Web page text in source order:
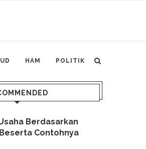
HAM POLITIK
Berdasarkan
Contohnya